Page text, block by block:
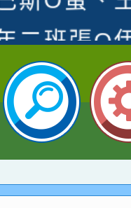
科展 國
老師、
二班張O
國小朗讀
師
桃園市中
榮獲教
名
2026世
小創客佳
桃園市中
榮獲社
斯O蜜、